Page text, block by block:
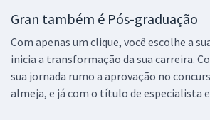
Gran também é Pós-graduação
Com apenas um clique, você escolhe a
inicia a transformação da sua carreira.
sua jornada rumo a aprovação no
almeja, e já com o título de especialista